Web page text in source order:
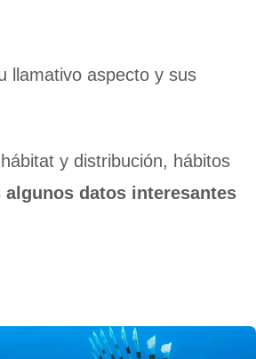
llamativo aspecto y sus
y distribución, hábitos
datos interesantes